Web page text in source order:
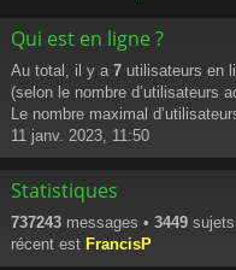
Qui est en ligne ?
Au total, il y a 7 utilisateurs en
(selon le nombre d’utilisateurs
Le nombre maximal
11 janv. 2023, 11:50
Statistiques
737243 messages • 3449 sujets
récent est FrancisP